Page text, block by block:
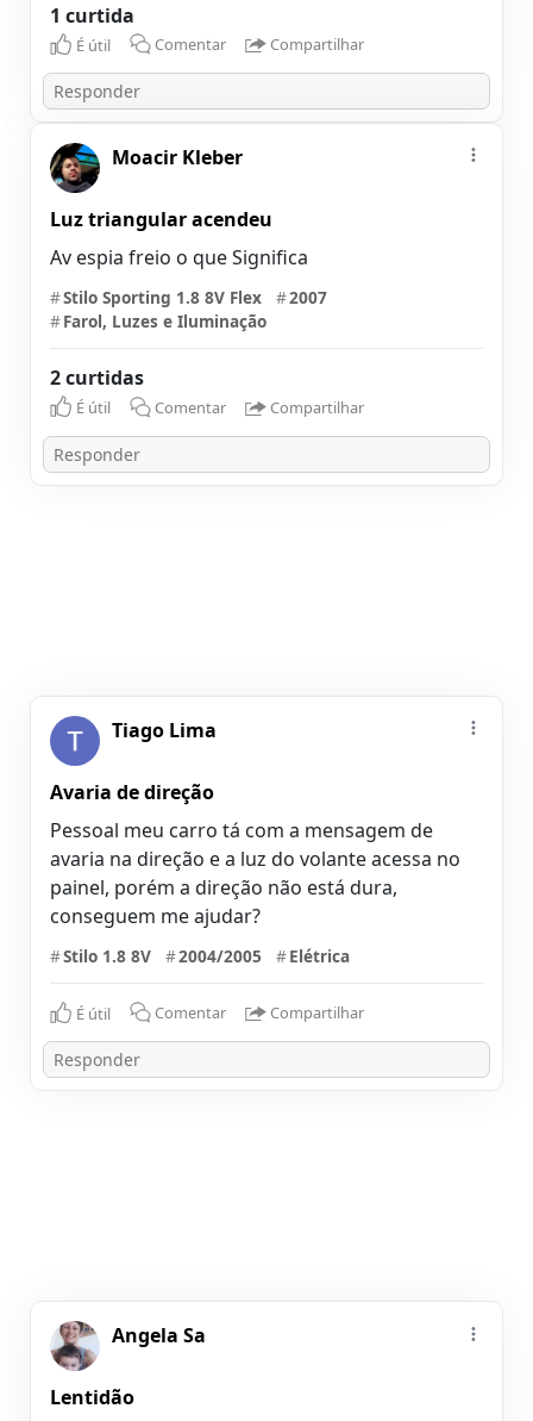
1 curtida
É útil Comentar Compartilhar
Moacir Kleber
Luz triangular acendeu
Av espia freio o que Significa
#Stilo Sporting 1.8 8V Flex #2007
#Farol, Luzes e Iluminação
2 curtidas
É útil Comentar Compartilhar
Tiago Lima
Avaria de direção
Pessoal meu carro tá com a mensagem de
avaria na direção e a luz do volante acessa no
painel, porém a direção não está dura,
conseguem me ajudar?
#Stilo 1.8 8V #2004/2005 #Elétrica
É útil Comentar Compartilhar
Angela Sa
Lentidão